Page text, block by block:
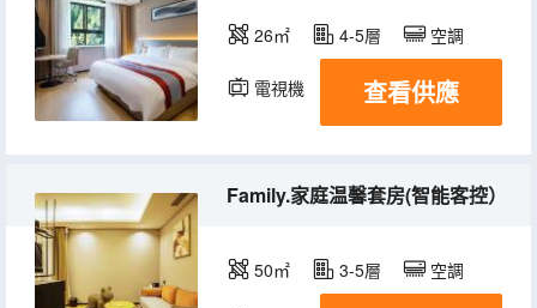
26㎡ 4-5層 空調
電視機 查看供應
Family.家庭温馨套房(智能客控）
50㎡ 3-5層 空調